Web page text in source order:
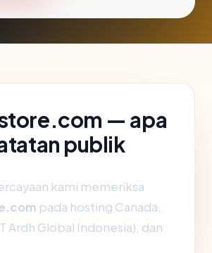
— apa
publik
kami memeriksa
pada hosting Canada,
Ardh Global Indonesia), dan